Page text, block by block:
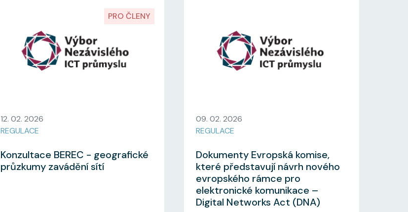
PRO ČLENY
12. 02. 2026
REGULACE
Konzultace BEREC - geografické
průzkumy zavádění sítí
09. 02. 2026
REGULACE
Dokumenty Evropská komise,
které představují návrh nového
evropského rámce pro
elektronické komunikace –
Digital Networks Act (DNA)